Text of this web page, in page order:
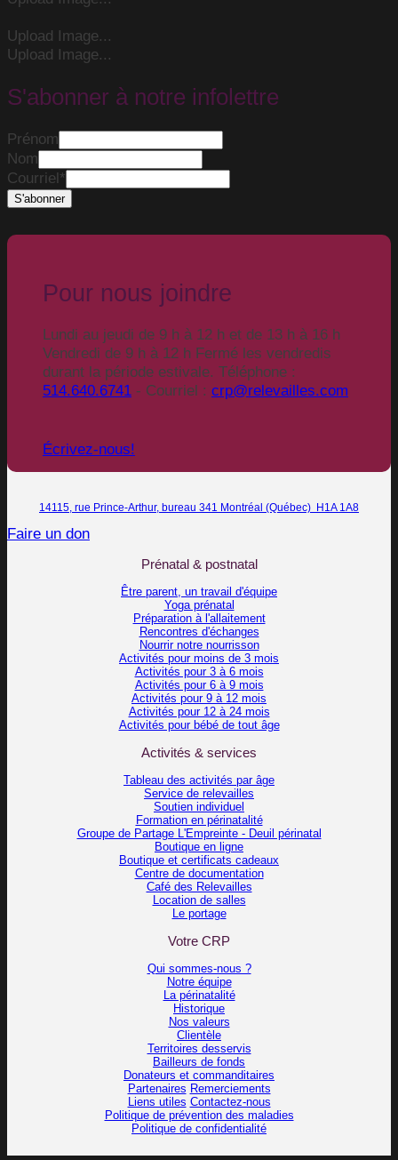
Upload Image...
Upload Image...
S'abonner à notre infolettre
Prénom
Nom
Courriel*
Pour nous joindre
Lundi au jeudi de 9 h à 12 h et de 13 h à 16 h
Vendredi de 9 h à 12 h Fermé les vendredis
durant la période estivale. Téléphone :
514.640.6741 - Courriel : crp@relevailles.com
Écrivez-nous!
14115, rue Prince-Arthur, bureau 341 Montréal (Québec) H1A 1A8
Faire un don
Prénatal & postnatal
Être parent, un travail d'équipe
Yoga prénatal
Préparation à l'allaitement
Rencontres d'échanges
Nourrir notre nourrisson
Activités pour moins de 3 mois
Activités pour 3 à 6 mois
Activités pour 6 à 9 mois
Activités pour 9 à 12 mois
Activités pour 12 à 24 mois
Activités pour bébé de tout âge
Activités & services
Tableau des activités par âge
Service de relevailles
Soutien individuel
Formation en périnatalité
Groupe de Partage L'Empreinte - Deuil périnatal
Boutique en ligne
Boutique et certificats cadeaux
Centre de documentation
Café des Relevailles
Location de salles
Le portage
Votre CRP
Qui sommes-nous ?
Notre équipe
La périnatalité
Historique
Nos valeurs
Clientèle
Territoires desservis
Bailleurs de fonds
Donateurs et commanditaires
Partenaires Remerciements
Liens utiles Contactez-nous
Politique de prévention des maladies
Politique de confidentialité